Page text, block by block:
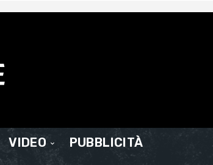
VIDEO
PUBBLICITÀ